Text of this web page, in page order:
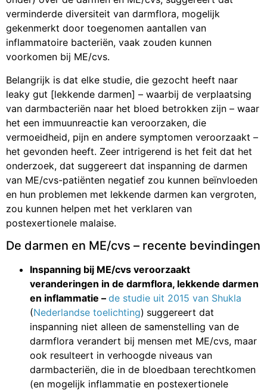
verminderde diversiteit van darmflora, mogelijk
gekenmerkt door toegenomen aantallen van
inflammatoire bacteriën, vaak zouden kunnen
voorkomen bij ME/cvs.
Belangrijk is dat elke studie, die gezocht heeft naar
leaky gut [lekkende darmen] – waarbij de verplaatsing
van darmbacteriën naar het bloed betrokken zijn – waar
het een immuunreactie kan veroorzaken, die
vermoeidheid, pijn en andere symptomen veroorzaakt –
het gevonden heeft. Zeer intrigerend is het feit dat het
onderzoek, dat suggereert dat inspanning de darmen
van ME/cvs-patiënten negatief zou kunnen beïnvloeden
en hun problemen met lekkende darmen kan vergroten,
zou kunnen helpen met het verklaren van
postexertionele malaise.
De darmen en ME/cvs – recente bevindingen
Inspanning bij ME/cvs veroorzaakt
veranderingen in de darmflora, lekkende darmen
en inflammatie – de studie uit 2015 van Shukla
(Nederlandse toelichting) suggereert dat
inspanning niet alleen de samenstelling van de
darmflora verandert bij mensen met ME/cvs, maar
ook resulteert in verhoogde niveaus van
darmbacteriën, die in de bloedbaan terechtkomen
(en mogelijk inflammatie en postexertionele